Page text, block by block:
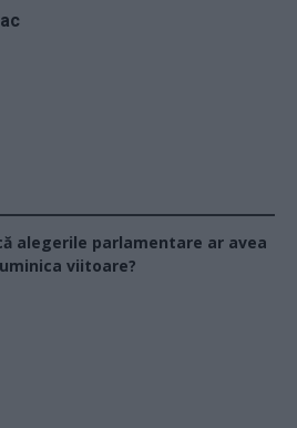
alegerile parlamentare ar avea
viitoare?